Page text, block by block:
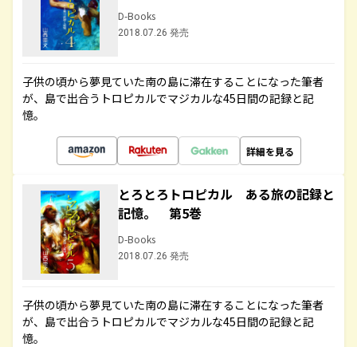
D-Books
2018.07.26 発売
子供の頃から夢見ていた南の島に滞在することになった筆者
が、島で出合うトロピカルでマジカルな45日間の記録と記
憶。
詳細を見る
とろとろトロピカル ある旅の記録と
記憶。 第5巻
D-Books
2018.07.26 発売
子供の頃から夢見ていた南の島に滞在することになった筆者
が、島で出合うトロピカルでマジカルな45日間の記録と記
憶。